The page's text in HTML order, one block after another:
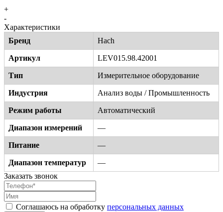
+
-
Характеристики
Бренд
Hach
Артикул LEV015.98.42001
Тип Измерительное оборудование
Индустрия Анализ воды / Промышленность
Режим работы Автоматический
Диапазон измерений —
Питание —
Диапазон температур
—
Заказать звонок
Соглашаюсь на обработку персональных данных